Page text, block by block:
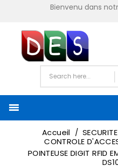
Bienvenu dans

Accueil
CONTROLE
POINTEUSE DIGIT RFID